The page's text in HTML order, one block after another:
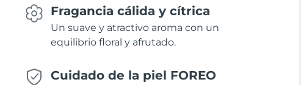
Fragancia cálida y cítrica
Un suave y atractivo aroma con un
equilibrio floral y afrutado.
Cuidado de la piel FOREO